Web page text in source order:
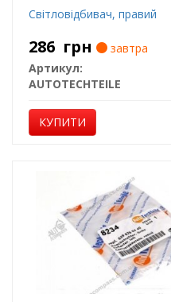
Світловідбивач, правий
286 грн
завтра
Артикул:
AUTOTECHTEILE
КУПИТИ